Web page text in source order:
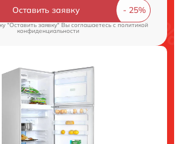
Оставить заявку
"Оставить заявку" Вы соглашаетесь cполитикой
конфиденциальности